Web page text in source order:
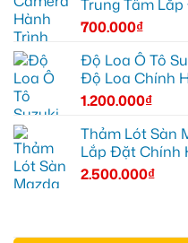
Trung Tâm
700.000₫
Độ Loa Ô Tô
Độ Loa Chính
1.200.000₫
Thảm Lót Sàn
Lắp Đặt Chính
2.500.000₫